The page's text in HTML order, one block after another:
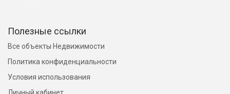
Полезные ссылки
Все объекты Недвижимости
Политика конфиденциальности
Условия использования
Личный кабинет